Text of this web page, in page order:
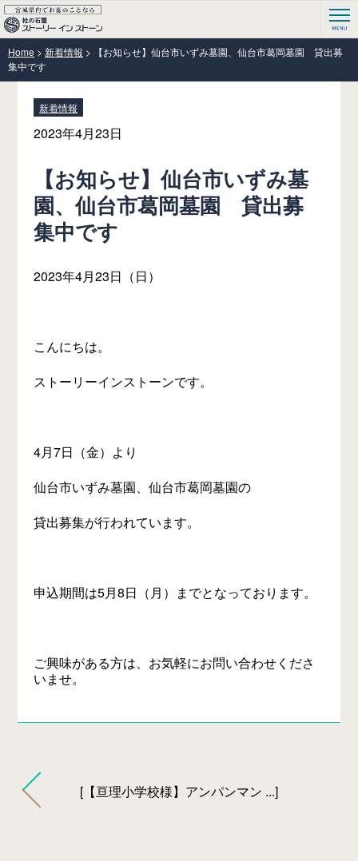
Home > 新着情報 >
【お知らせ】仙台市いずみ墓園、仙台市葛岡墓園 貸出募
集中です
新着情報
2023年4月23日
【お知らせ】仙台市いずみ墓
園、仙台市葛岡墓園 貸出募
集中です
2023年4月23日（日）
こんにちは。
ストーリーインストーンです。
4月7日（金）より
仙台市いずみ墓園、仙台市葛岡墓園の
貸出募集が行われています。
申込期間は5月8日（月）までとなっております。
ご興味がある方は、お気軽にお問い合わせくださ
いませ。
[【亘理小学校様】アンパンマン ...]